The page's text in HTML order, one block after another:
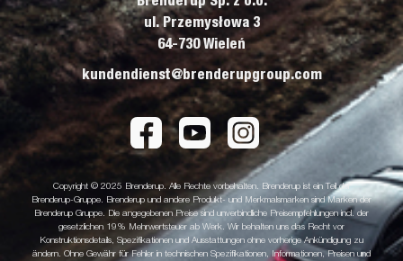
ul. Przemysłowa 3
64-730 Wieleń
kundendienst@brenderupgroup.com
Copyright © 2025 Brenderup. Alle Rechte vorbehalten. Brenderup ist ein Teil der
Brenderup-Gruppe. Brenderup und andere Produkt- und Merkmalsmarken sind Marken der
Brenderup Gruppe. Die angegebenen Preise sind unverbindliche Preisempfehlungen incl. der
gesetzlichen 19% Mehrwertsteuer ab Werk. Wir behalten uns das Recht vor
Konstruktionsdetails, Spezifikationen und Ausstattungen ohne vorherige Ankündigung zu
ändern. Ohne Gewähr für Fehler in technischen Spezifikationen, Informationen, Preisen und